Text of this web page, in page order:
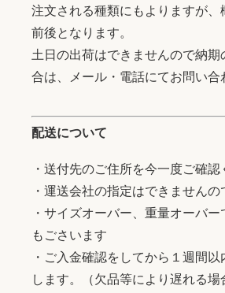
注文される種類にもよりますが、
前後となります。
土日の出荷はできませんので納期
合は、メール・電話にてお問い合
配送について
・送付先のご住所を今一度ご確認
・運送会社の指定はできませんの
・サイズオーバー、重量オーバ
もごさいます
・ご入金確認をしてから１週間
します。（欠品等により遅れる場